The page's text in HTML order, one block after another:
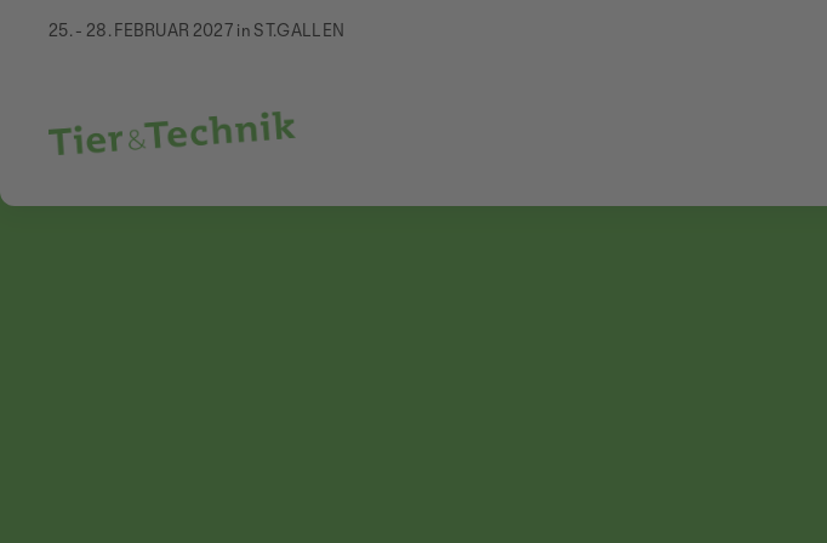
25. - 28. FEBRUAR 2027 in ST.GALLEN